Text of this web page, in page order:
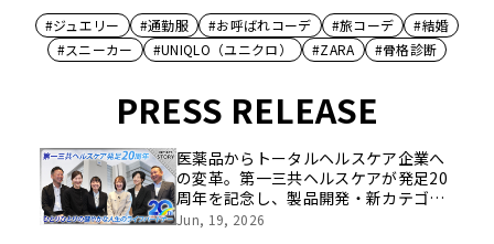
#ジュエリー #通勤服 #お呼ばれコーデ #旅コーデ
#結婚
#スニーカー
#UNIQLO（ユニクロ） #ZARA #骨格診断
PRESS RELEASE
医薬品からトータルヘルスケア企業へ
の変革。第一三共ヘルスケアが発足20
周年を記念し、製品開発・新カテゴリ
挑戦の舞台や旧社統合時のエピソード
Jun, 19, 2026